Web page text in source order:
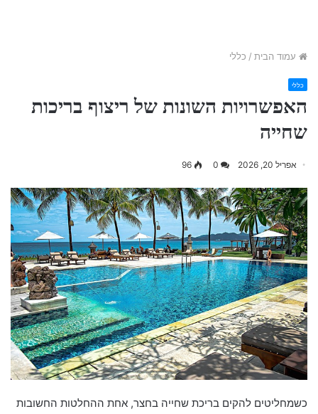
עמוד הבית / כללי
כללי
האפשרויות השונות של ריצוף בריכות
שחייה
אפריל 20, 2026 0
96
כשמחליטים להקים בריכת שחייה בחצר, אחת ההחלטות החשובות